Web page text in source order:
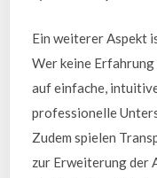
Ein weiterer Aspekt
Wer keine
auf einfache,
professionelle
Zudem spielen
zur Erweiterung der